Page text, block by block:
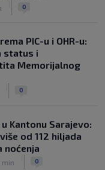
0
PIC-u i OHR-u:
status i
Memorijalnog
0
Kantonu Sarajevo:
od 112 hiljada
min 0